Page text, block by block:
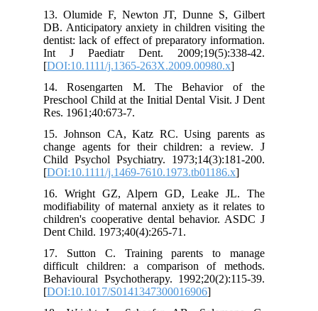
13. Olumide F, Newton JT, Dunne S, Gilbert
DB. Anticipatory anxiety in children visiting the
dentist: lack of effect of preparatory information.
Int J Paediatr Dent. 2009;19(5):338-42.
[DOI:10.1111/j.1365-263X.2009.00980.x
14. Rosengarten M. The Behavior of the
Preschool Child at the Initial Dental Visit. J Dent
Res. 1961;40:673-7.
15. Johnson CA, Katz RC. Using parents as
change agents for their children: a review. J
Child Psychol Psychiatry. 1973;14(3):181-200.
[DOI:10.1111/j.1469-7610.1973.tb01186.x
16. Wright GZ, Alpern GD, Leake JL. The
modifiability of maternal anxiety as it relates to
children's cooperative dental behavior. ASDC J
Dent Child. 1973;40(4):265-71.
17. Sutton C. Training parents to manage
difficult children: a comparison of methods.
Behavioural Psychotherapy. 1992;20(2):115-39.
[DOI:10.1017/S0141347300016906